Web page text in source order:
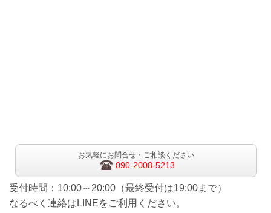
お気軽にお問合せ・ご相談ください
090-2008-5213
受付時間：10:00～20:00（最終受付は19:00まで）
なるべく連絡はLINEをご利用ください。